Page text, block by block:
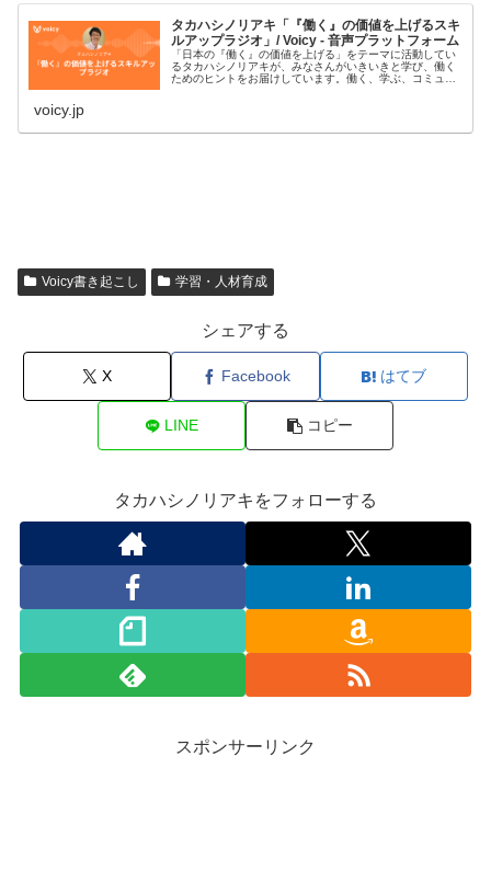
タカハシノリアキ「『働く』の価値を上げるスキ
ルアップラジオ」/ Voicy - 音声プラットフォーム
「日本の『働く』の価値を上げる」をテーマに活動してい
るタカハシノリアキが、みなさんがいきいきと学び、働く
ためのヒントをお届けしています。働く、学ぶ、コミュニ
voicy.jp
Voicy書き起こし 学習・人材育成
シェアする
X Facebook はてブ
LINE コピー
タカハシノリアキをフォローする
スポンサーリンク